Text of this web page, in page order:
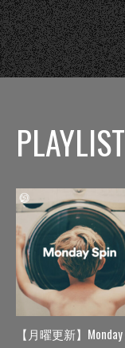
PLAYLIST